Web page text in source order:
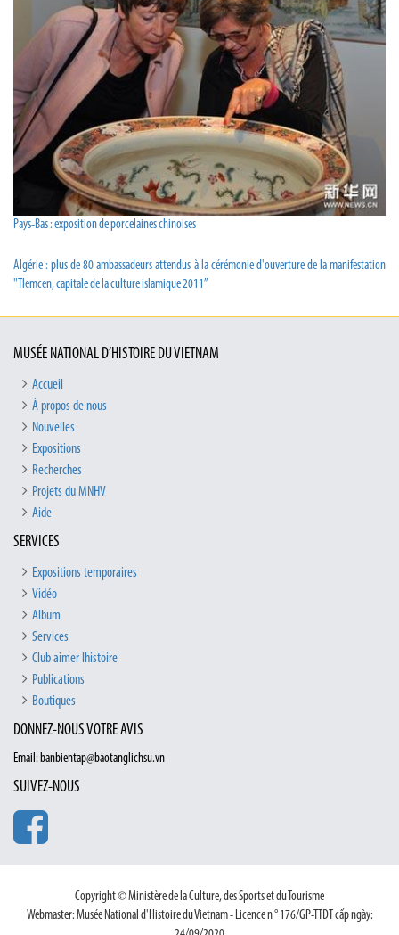
Pays-Bas : exposition de porcelaines chinoises
Algérie : plus de 80 ambassadeurs attendus à la cérémonie d'ouverture de la manifestation
"Tlemcen, capitale de la culture islamique 2011”
MUSÉE NATIONAL D’HISTOIRE DU VIETNAM
Accueil
À propos de nous
Nouvelles
Expositions
Recherches
Projets du MNHV
Aide
SERVICES
Expositions temporaires
Vidéo
Album
Services
Club aimer lhistoire
Publications
Boutiques
DONNEZ-NOUS VOTRE AVIS
Email: banbientap@baotanglichsu.vn
SUIVEZ-NOUS
Copyright © Ministère de la Culture, des Sports et du Tourisme
Webmaster: Musée National d'Histoire du Vietnam - Licence n ° 176/GP-TTĐT cấp ngày: